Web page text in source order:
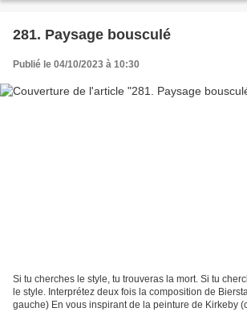
281. Paysage bousculé
Publié le 04/10/2023 à 10:30
Si tu cherches le style, tu trouveras la mort. Si tu
le style. Interprétez deux fois la composition de
gauche) En vous inspirant de la peinture de Kirkeby